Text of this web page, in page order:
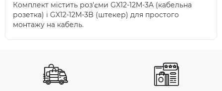
Комплект містить роз'єми GX12-12M-3A (кабельна
розетка) і GX12-12M-3B (штекер) для простого
монтажу на кабель.